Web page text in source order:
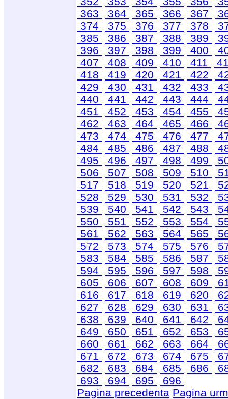
363
364 365 366 367
374
375 376 377 378
385
386 387 388 389
396
397 398 399 400
407
408 409 410 411
418
419 420 421 422
429
430 431 432 433
440
441 442 443 444
451
452 453 454 455
462
463 464 465 466
473
474 475 476 477
484
485 486 487 488
495
496 497 498 499
506
507 508 509 510
517
518 519 520 521
528
529 530 531 532
539
540 541 542 543
550
551 552 553 554
561
562 563 564 565
572
573 574 575 576
583
584 585 586 587
594
595 596 597 598
605
606 607 608 609
616
617 618 619 620
627
628 629 630 631
638
639 640 641 642
649
650 651 652 653
660
661 662 663 664
671
672 673 674 675
682
683 684 685 686
693
694 695
696
Pagina precedenta Pagina